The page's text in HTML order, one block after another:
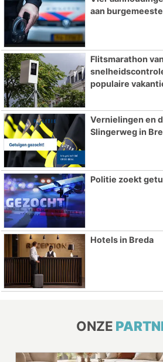
aan
Flitsmarathon
populaire
Vernielingen en
Slingerweg in
Politie zoekt
Hotels in Breda
ONZE